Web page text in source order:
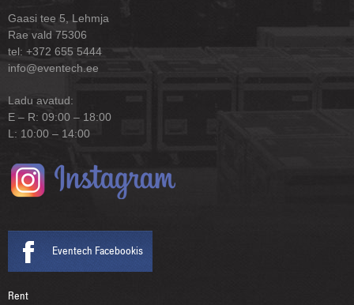
Gaasi tee 5, Lehmja
Rae vald 75306
tel: +372 655 5444
info@eventech.ee
Ladu avatud:
E – R: 09:00 – 18:00
L: 10:00 – 14:00
Eventech Facebookis
Rent